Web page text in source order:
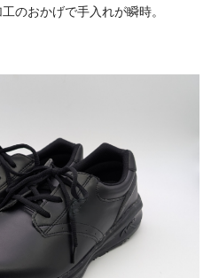
のおかげで手入れが瞬時。